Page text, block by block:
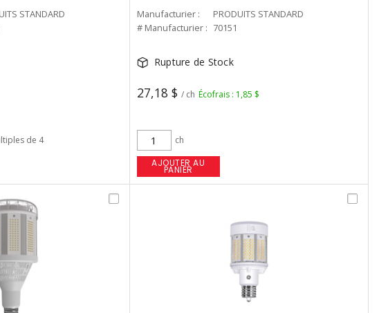
STANDARD
de 4
Manufacturier :
PRODUITS STANDARD
# Manufacturier : 70151
Rupture de Stock
27,18 $ / ch Écofrais : 1,85 $
ch
AJOUTER AU
PANIER